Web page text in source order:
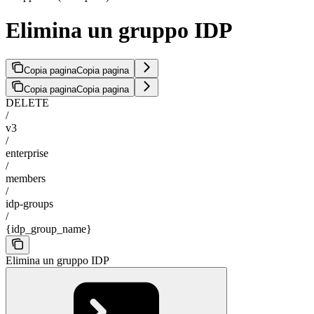
Elimina un gruppo IDP
Copia paginaCopia pagina
Copia paginaCopia pagina
DELETE
/
v3
/
enterprise
/
members
/
idp-groups
/
{idp_group_name}
Elimina un gruppo IDP